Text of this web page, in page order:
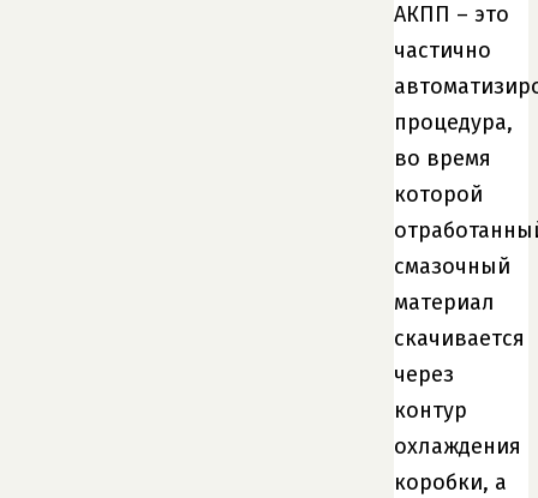
АКПП – это
частично
процедура,
во время
которой
смазочный
материал
скачивается
через
контур
охлаждения
коробки, а